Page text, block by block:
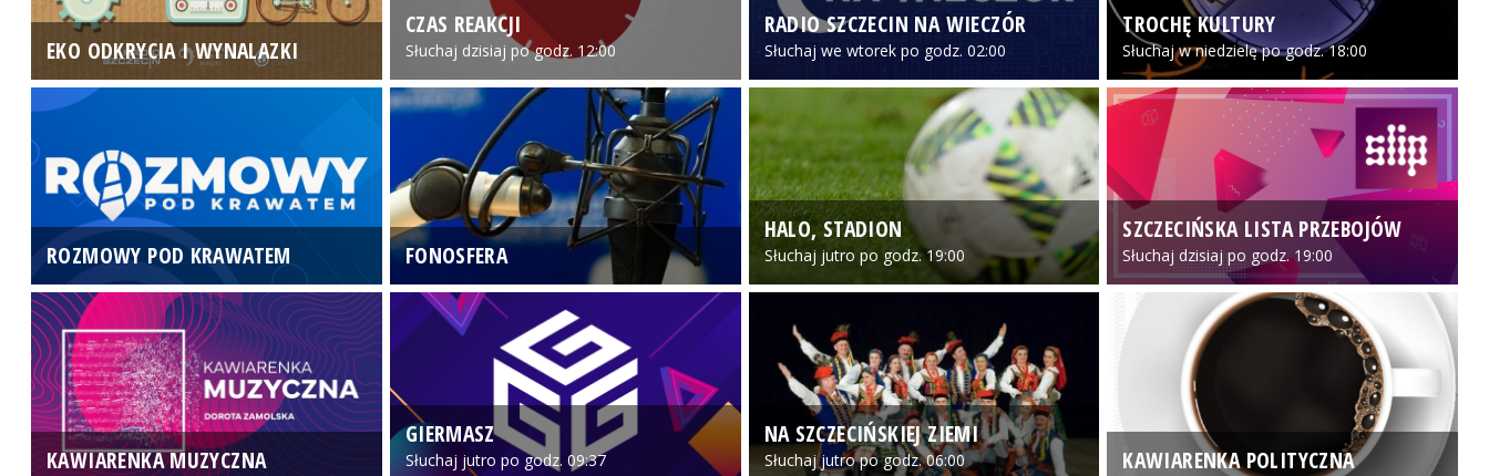
EKO ODKRYCIA I WYNALAZKI
CZAS REAKCJI
Słuchaj dzisiaj po godz. 12:00
RADIO SZCZECIN NA WIECZÓR
Słuchaj we wtorek po godz. 02:00
TROCHĘ KULTURY
Słuchaj w niedzielę po godz. 18:00
ROZMOWY POD KRAWATEM FONOSFERA
HALO, STADION
Słuchaj jutro po godz. 19:00
SZCZECIŃSKA LISTA PRZEBOJÓW
Słuchaj dzisiaj po godz. 19:00
KAWIARENKA MUZYCZNA
GIERMASZ
Słuchaj jutro po godz. 09:37
NA SZCZECIŃSKIEJ ZIEMI
Słuchaj jutro po godz. 06:00 KAWIARENKA POLITYCZNA